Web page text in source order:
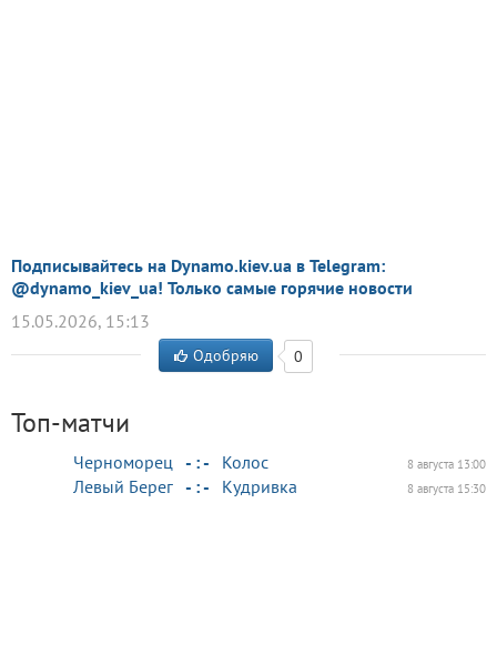
Подписывайтесь на Dynamo.kiev.ua в Telegram:
@dynamo_kiev_ua! Только самые горячие новости
15.05.2026, 15:13
Одобряю 0
Топ-матчи
Черноморец Колос
- : - 8 августа 13:00
Левый Берег Кудривка
- : - 8 августа 15:30